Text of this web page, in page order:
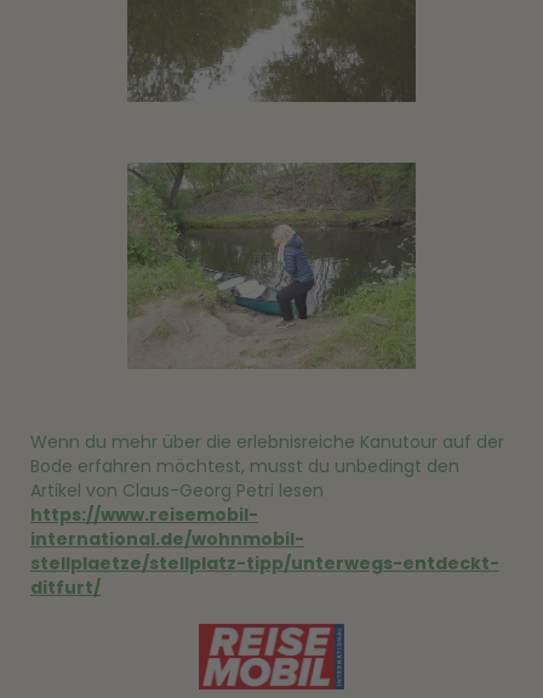
Wenn du mehr über die erlebnisreiche Kanutour auf der
Bode erfahren möchtest, musst du unbedingt den
Artikel von Claus-Georg Petri lesen
https://www.reisemobil-
international.de/wohnmobil-
stellplaetze/stellplatz-tipp/unterwegs-entdeckt-
ditfurt/